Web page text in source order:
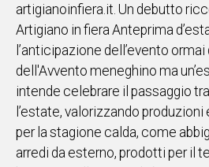
Social
artigianoinfiera.it. Un debutto
Artigiano in fiera Anteprima
l’anticipazione dell’evento
dell'Avvento meneghino ma
intende celebrare il passaggio
l’estate, valorizzando
per la stagione calda, come
arredi da esterno, prodotti per il